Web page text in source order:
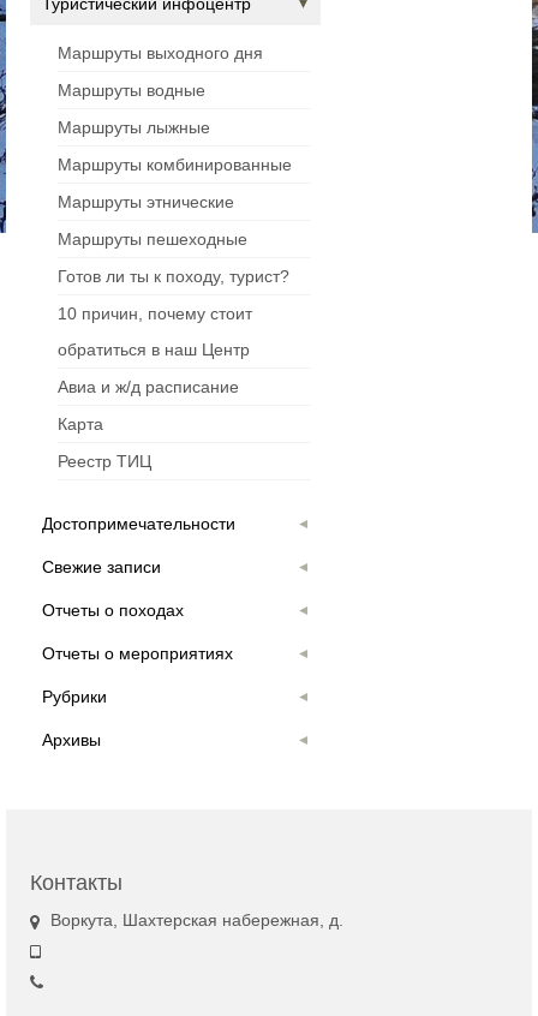
Туристический инфоцентр
Маршруты выходного дня
Маршруты водные
Маршруты лыжные
Маршруты комбинированные
Маршруты этнические
Маршруты пешеходные
Готов ли ты к походу, турист?
10 причин, почему стоит
обратиться в наш Центр
Авиа и ж/д расписание
Карта
Реестр ТИЦ
Достопримечательности
Свежие записи
Отчеты о походах
Отчеты о мероприятиях
Рубрики
Архивы
Контакты
Воркута, Шахтерская набережная, д.